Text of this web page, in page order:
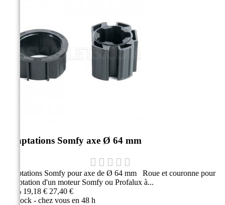
Adaptations Somfy axe Ø 64 mm
Adaptations Somfy pour axe de Ø 64 mm Roue et couronne pour
l'adaptation d'un moteur Somfy ou Profalux à...
-30% 19,18 € 27,40 €
En stock - chez vous en 48 h